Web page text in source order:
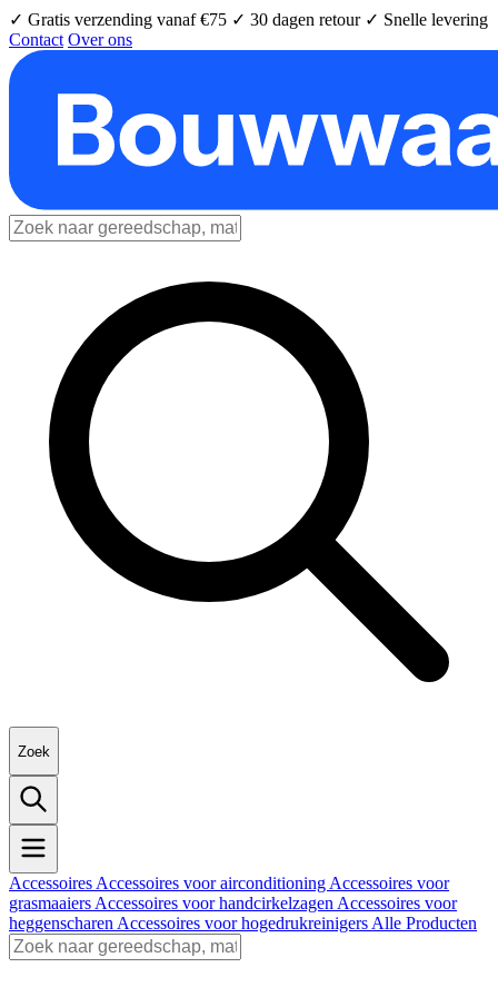
✓ Gratis verzending vanaf €75 ✓ 30 dagen retour ✓ Snelle levering
Contact Over ons
Zoek
Accessoires Accessoires voor airconditioning Accessoires voor
grasmaaiers Accessoires voor handcirkelzagen Accessoires voor
heggenscharen Accessoires voor hogedrukreinigers Alle Producten